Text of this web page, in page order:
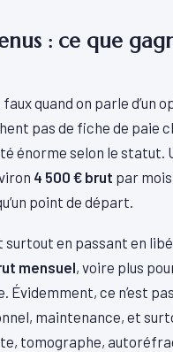
: ce que
quand on parle d’un
pas de fiche de paie
énorme selon le statut.
4 500 € brut par
point de départ.
surtout en passant en
mensuel, voire plus
ce n’est
maintenance, et
tomographe,